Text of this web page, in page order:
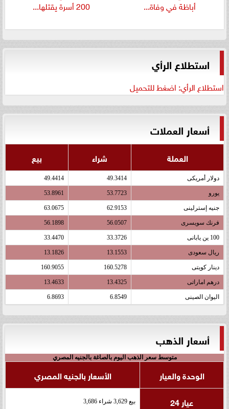
أباظة في وفاة...
200 أسرة يقتلها...
استطلاع الرأي
استطلاع الرأي: اضغط للتحميل
أسعار العملات
العملة شراء بيع
دولار أمريكى 49.3414
49.4414
يورو 53.7723
53.8961
جنيه إسترلينى 62.9153
63.0675
فرنك سويسرى 56.0507
56.1898
100 ين يابانى 33.3726
33.4470
ريال سعودى 13.1553
13.1826
دينار كويتى 160.5278
160.9055
درهم اماراتى 13.4325
13.4633
اليوان الصينى 6.8549
6.8693
أسعار الذهب
متوسط سعر الذهب اليوم بالصاغة بالجنيه المصري
الوحدة والعيار
الأسعار بالجنيه المصري
عيار 24
بيع 3,629 شراء 3,686